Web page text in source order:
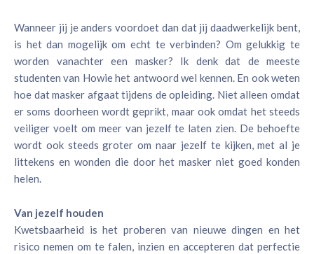
Wanneer jij je anders voordoet dan dat jij daadwerkelijk bent,
is het dan mogelijk om echt te verbinden? Om gelukkig te
worden vanachter een masker? Ik denk dat de meeste
studenten van Howie het antwoord wel kennen. En ook weten
hoe dat masker afgaat tijdens de opleiding. Niet alleen omdat
er soms doorheen wordt geprikt, maar ook omdat het steeds
veiliger voelt om meer van jezelf te laten zien. De behoefte
wordt ook steeds groter om naar jezelf te kijken, met al je
littekens en wonden die door het masker niet goed konden
helen.
Van jezelf houden
Kwetsbaarheid is het proberen van nieuwe dingen en het
risico nemen om te falen, inzien en accepteren dat perfectie